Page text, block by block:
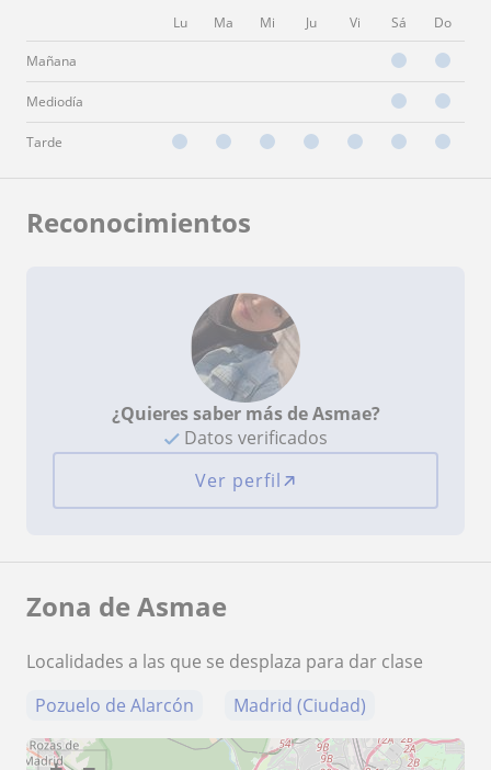
Lu Ma Mi Ju Vi Sá Do
Mañana
Mediodía
Tarde
Reconocimientos
¿Quieres saber más de Asmae?
Datos verificados
Ver perfil
Zona de Asmae
Localidades a las que se desplaza para dar clase
Pozuelo de Alarcón
Madrid (Ciudad)